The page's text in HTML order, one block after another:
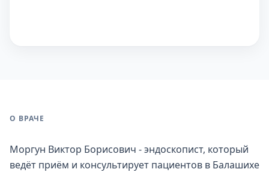
О ВРАЧЕ
Моргун Виктор Борисович - эндоскопист, который
ведёт приём и консультирует пациентов в Балашихе